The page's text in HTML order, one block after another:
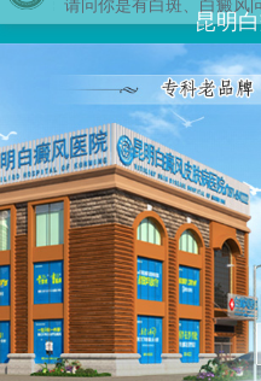
昆明
您好,这里是在线预约挂号
请问你是有白斑、白癜风